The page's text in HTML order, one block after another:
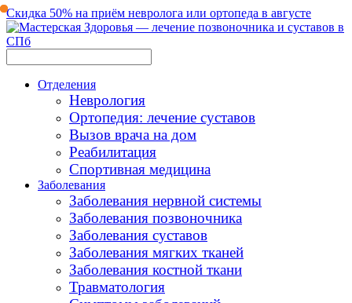
Скидка 50% на приём невролога или ортопеда в августе
Отделения
Неврология
Ортопедия: лечение суставов
Вызов врача на дом
Реабилитация
Спортивная медицина
Заболевания
Заболевания нервной системы
Заболевания позвоночника
Заболевания суставов
Заболевания мягких тканей
Заболевания костной ткани
Травматология